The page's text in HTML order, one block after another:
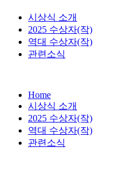
시상식 소개
2025 수상자(작)
역대 수상자(작)
관련소식
Home
시상식 소개
2025 수상자(작)
역대 수상자(작)
관련소식